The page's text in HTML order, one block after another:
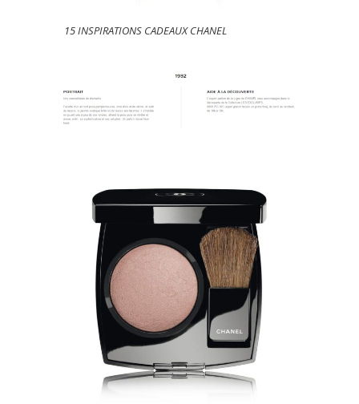
15 INSPIRATIONS CADEAUX CHANEL